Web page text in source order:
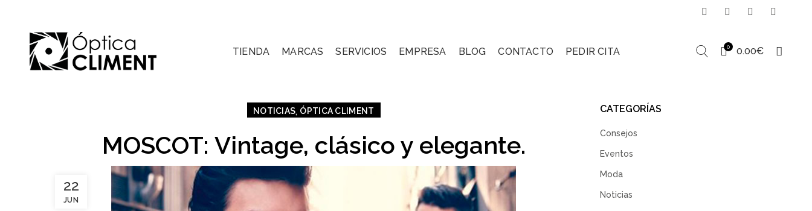
TIENDA MARCAS SERVICIOS EMPRESA BLOG CONTACTO PEDIR CITA 0 0.00€
NOTICIAS, ÓPTICA CLIMENT
MOSCOT: Vintage, clásico y elegante.
22
JUN
CATEGORÍAS
Consejos
Eventos
Moda
Noticias